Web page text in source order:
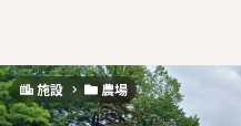
施設 農場